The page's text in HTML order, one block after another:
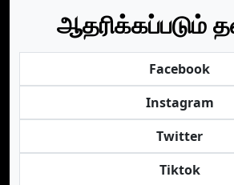
ஆதரிக்கப்படும்
Facebook
Instagram
Twitter
Tiktok